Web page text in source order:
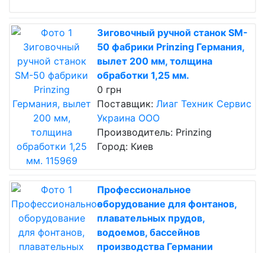
Зиговочный ручной станок SM-
50 фабрики Prinzing Германия,
вылет 200 мм, толщина
обработки 1,25 мм.
0 грн
Поставщик: Лиаг Техник Сервис
Украина ООО
Производитель: Prinzing
Город: Киев
Профессиональное
оборудование для фонтанов,
плавательных прудов,
водоемов, бассейнов
производства Германии